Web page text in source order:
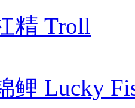
精 Troll
鲤 Lucky